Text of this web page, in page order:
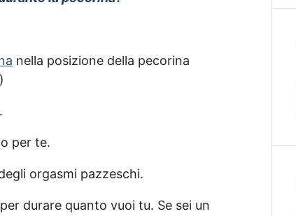
nella posizione della pecorina
.
per te.
orgasmi pazzeschi.
durare quanto vuoi tu. Se sei un